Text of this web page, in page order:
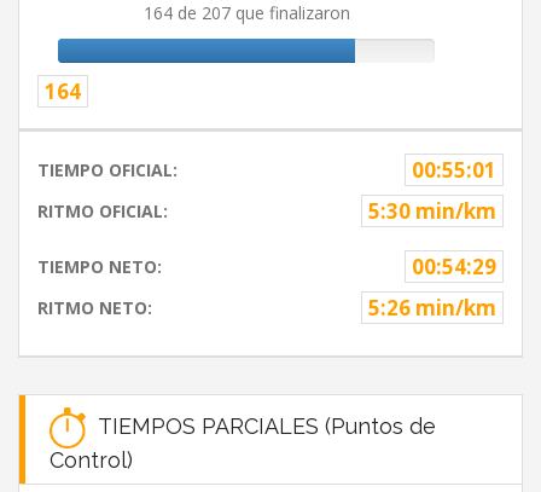
164 de 207 que finalizaron
164
TIEMPO OFICIAL: 00:55:01
RITMO OFICIAL: 5:30 min/km
TIEMPO NETO: 00:54:29
RITMO NETO: 5:26 min/km
TIEMPOS PARCIALES (Puntos de
Control)